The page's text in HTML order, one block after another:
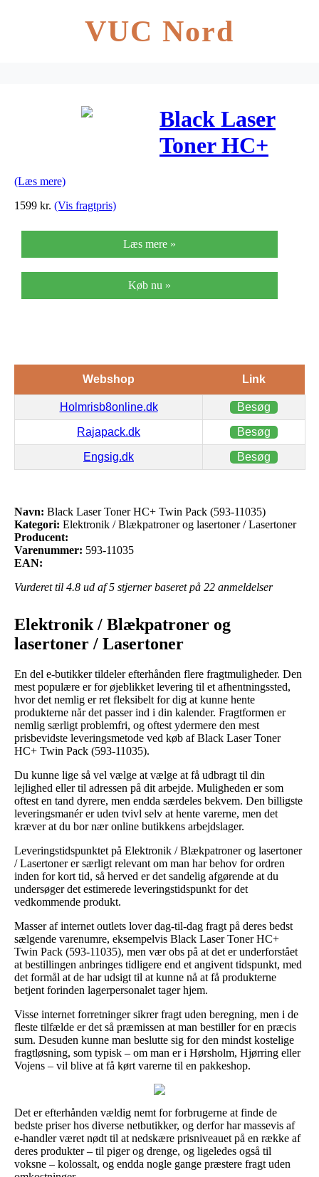
VUC Nord
Black Laser
Toner HC+
(Læs mere)
1599 kr. (Vis fragtpris)
Læs mere »
Køb nu »
Webshop Link
Holmrisb8online.dk Besøg
Rajapack.dk Besøg
Engsig.dk Besøg
Navn: Black Laser Toner HC+ Twin Pack (593-11035)
Kategori: Elektronik / Blækpatroner og lasertoner / Lasertoner
Producent:
Varenummer: 593-11035
EAN:
Vurderet til 4.8 ud af 5 stjerner baseret på 22 anmeldelser
Elektronik / Blækpatroner og
lasertoner / Lasertoner
En del e-butikker tildeler efterhånden flere fragtmuligheder. Den
mest populære er for øjeblikket levering til et afhentningssted,
hvor det nemlig er ret fleksibelt for dig at kunne hente
produkterne når det passer ind i din kalender. Fragtformen er
nemlig særligt problemfri, og oftest ydermere den mest
prisbevidste leveringsmetode ved køb af Black Laser Toner
HC+ Twin Pack (593-11035).
Du kunne lige så vel vælge at vælge at få udbragt til din
lejlighed eller til adressen på dit arbejde. Muligheden er som
oftest en tand dyrere, men endda særdeles bekvem. Den billigste
leveringsmanér er uden tvivl selv at hente varerne, men det
kræver at du bor nær online butikkens arbejdslager.
Leveringstidspunktet på Elektronik / Blækpatroner og lasertoner
/ Lasertoner er særligt relevant om man har behov for ordren
inden for kort tid, så herved er det sandelig afgørende at du
undersøger det estimerede leveringstidspunkt for det
vedkommende produkt.
Masser af internet outlets lover dag-til-dag fragt på deres bedst
sælgende varenumre, eksempelvis Black Laser Toner HC+
Twin Pack (593-11035), men vær obs på at det er underforstået
at bestillingen anbringes tidligere end et angivent tidspunkt, med
det formål at de har udsigt til at kunne nå at få produkterne
betjent forinden lagerpersonalet tager hjem.
Visse internet forretninger sikrer fragt uden beregning, men i de
fleste tilfælde er det så præmissen at man bestiller for en præcis
sum. Desuden kunne man beslutte sig for den mindst kostelige
fragtløsning, som typisk – om man er i Hørsholm, Hjørring eller
Vojens – vil blive at få kørt varerne til en pakkeshop.
Det er efterhånden vældig nemt for forbrugerne at finde de
bedste priser hos diverse netbutikker, og derfor har massevis af
e-handler været nødt til at nedskære prisniveauet på en række af
deres produkter – til piger og drenge, og ligeledes også til
voksne – kolossalt, og endda nogle gange præstere fragt uden